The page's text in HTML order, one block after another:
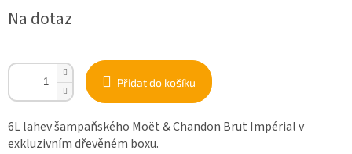
cena:
Na dotaz
Přidat do košíku
6L lahev šampaňského Moët & Chandon Brut Impérial v
exkluzivním dřevěném boxu.